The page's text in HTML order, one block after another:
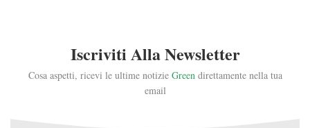
Iscriviti Alla Newsletter
Cosa aspetti, ricevi le ultime notizie Green direttamente nella tua
email